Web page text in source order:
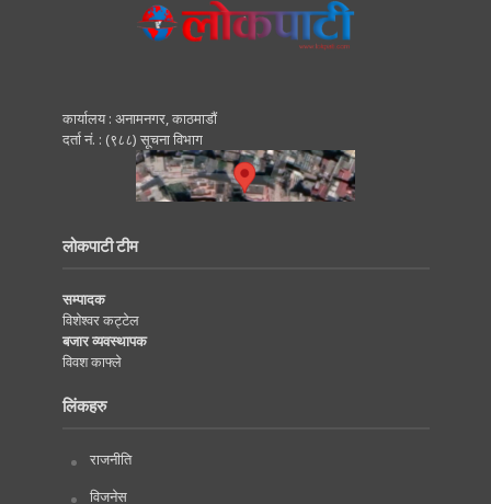
कार्यालय : अनामनगर, काठमाडाैं
दर्ता नं. : (९८८) सूचना विभाग
लोकपाटी टीम
सम्पादक
विशेश्वर कट्टेल
बजार व्यवस्थापक
विवश काफ्ले
लिंकहरु
राजनीति
विजनेस